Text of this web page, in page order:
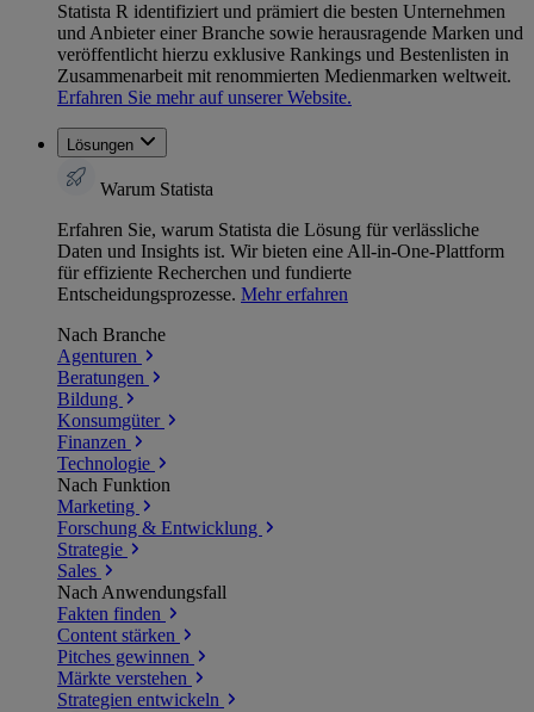
Statista R identifiziert und prämiert die besten Unternehmen
und Anbieter einer Branche sowie herausragende Marken und
veröffentlicht hierzu exklusive Rankings und Bestenlisten in
Zusammenarbeit mit renommierten Medienmarken weltweit.
Erfahren Sie mehr auf unserer Website.
Lösungen
Warum Statista
Erfahren Sie, warum Statista die Lösung für verlässliche
Daten und Insights ist. Wir bieten eine All-in-One-Plattform
für effiziente Recherchen und fundierte
Entscheidungsprozesse. Mehr erfahren
Nach Branche
Agenturen
Beratungen
Bildung
Konsumgüter
Finanzen
Technologie
Nach Funktion
Marketing
Forschung & Entwicklung
Strategie
Sales
Nach Anwendungsfall
Fakten finden
Content stärken
Pitches gewinnen
Märkte verstehen
Strategien entwickeln